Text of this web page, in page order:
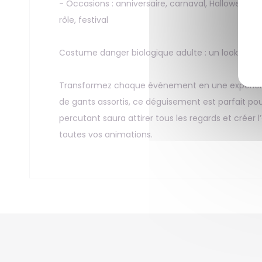
- Occasions : anniversaire, carnaval,
rôle, festival
Costume danger biologique adulte : un look
Transformez chaque événement en une
de gants assortis, ce déguisement est parfait
percutant saura attirer tous les regards et créer
toutes vos animations.